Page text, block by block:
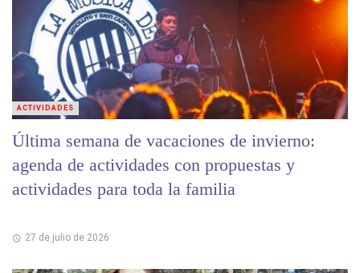
Última semana de vacaciones de invierno:
agenda de actividades con propuestas y
actividades para toda la familia
27 de julio de 2026
ACTIVIDADES